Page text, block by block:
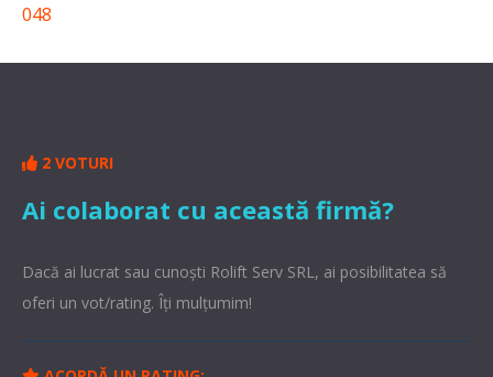
048
2 VOTURI
Ai colaborat cu această firmă?
Dacă ai lucrat sau cunoşti Rolift Serv SRL, ai posibilitatea să
oferi un vot/rating. Îți mulțumim!